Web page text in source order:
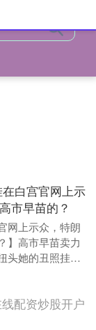
白宫官网上示
市早苗的？
网上示众，特朗
】高市早苗卖力
头她的丑照挂在
底炸锅了。20
配资炒股开户